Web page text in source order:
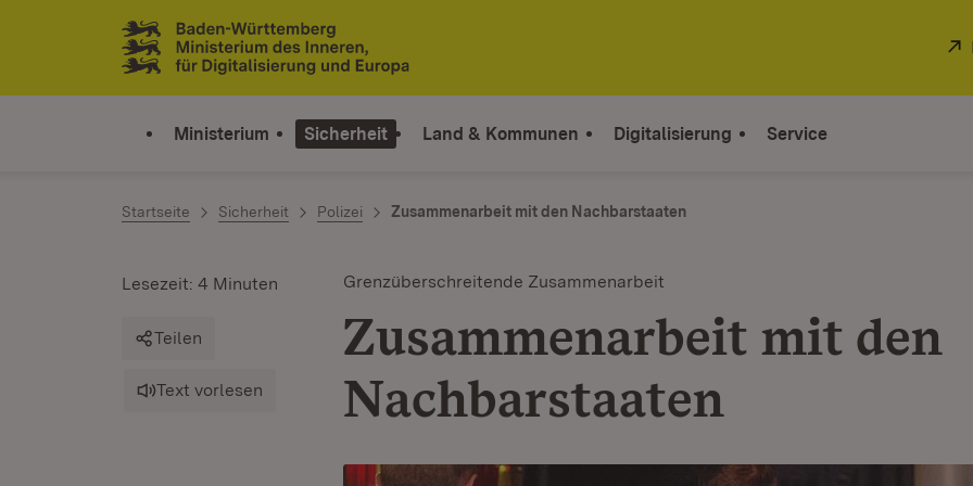
Zum Inhalt springen
Link zur Startseite
Ministerium Sicherheit Land & Kommunen Digitalisierung Service
Startseite Sicherheit Polizei Zusammenarbeit mit den Nachbarstaaten
Grenzüberschreitende Zusammenarbeit
Zusammenarbeit mit den
Nachbarstaaten
Lesezeit: 4 Minuten
Teilen
Text vorlesen